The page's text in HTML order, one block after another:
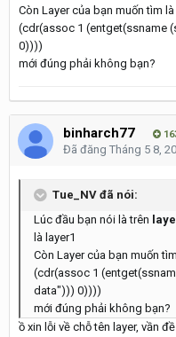
Còn Layer của bạn muốn tìm
(cdr(assoc 1 (entget(ssname
0))))
mới đúng phải không bạn?
binharch77
Đã đăng Tháng 5 8,
Tue_NV đã nói:
Lúc đầu bạn nói là trên
là layer1
Còn Layer của bạn muốn
(cdr(assoc 1
data"))) 0))))
mới đúng phải không bạn?
ồ xin lỗi về chỗ tên layer, vần